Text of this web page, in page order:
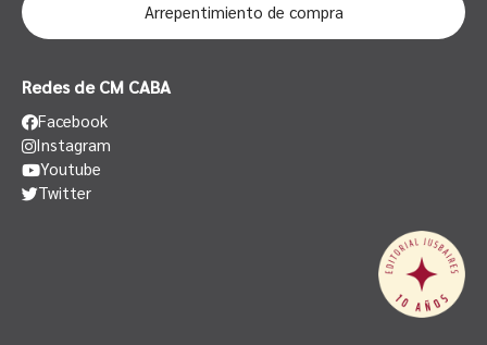
Arrepentimiento de compra
Redes de CM CABA
Facebook
Instagram
Youtube
Twitter